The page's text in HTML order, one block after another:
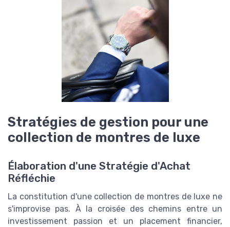
Stratégies de gestion pour une
collection de montres de luxe
Élaboration d'une Stratégie d'Achat
Réfléchie
La constitution d'une collection de montres de luxe ne
s'improvise pas. À la croisée des chemins entre un
investissement passion et un placement financier,